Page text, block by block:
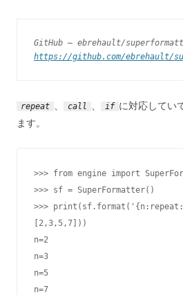
GitHub – ebrehault/
https://github.com/ebrehault/
repeat call if に対応してい
ます。
>>> from engine import
>>> sf = SuperFormatter()
>>>
[2,3,5,7]))
n=2
n=3
n=5
n=7